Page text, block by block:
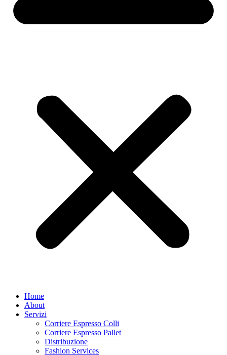
Home
About
Servizi
Corriere Espresso Colli
Corriere Espresso Pallet
Distribuzione
Fashion Services